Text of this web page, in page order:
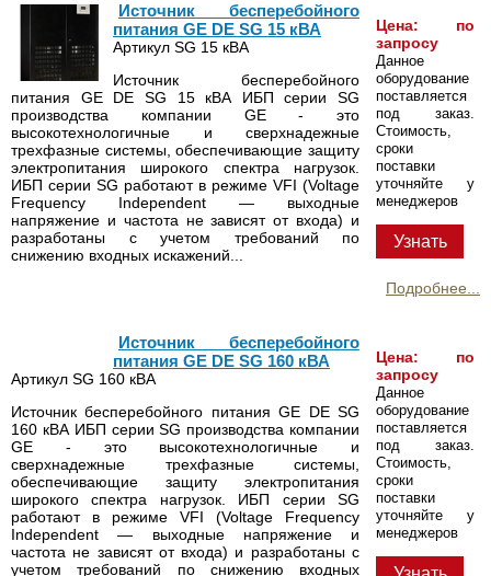
Цена: по
запросу
Данное
оборудование
поставляется
под заказ.
Стоимость,
сроки
поставки
уточняйте у
менеджеров
Узнать
Источник бесперебойного
питания GE DE SG 15 кВА
Артикул SG 15 кВА
Источник бесперебойного
питания GE DE SG 15 кВА ИБП серии SG
производства компании GE - это
высокотехнологичные и сверхнадежные
трехфазные системы, обеспечивающие защиту
электропитания широкого спектра нагрузок.
ИБП серии SG работают в режиме VFI (Voltage
Frequency Independent — выходные
напряжение и частота не зависят от входа) и
разработаны с учетом требований по
снижению входных искажений...
Подробнее...
Цена: по
запросу
Данное
оборудование
поставляется
под заказ.
Стоимость,
сроки
поставки
уточняйте у
менеджеров
Источник бесперебойного
питания GE DE SG 160 кВА
Артикул SG 160 кВА
Источник бесперебойного питания GE DE SG
160 кВА ИБП серии SG производства компании
GE - это высокотехнологичные и
сверхнадежные трехфазные системы,
обеспечивающие защиту электропитания
широкого спектра нагрузок. ИБП серии SG
работают в режиме VFI (Voltage Frequency
Independent — выходные напряжение и
частота не зависят от входа) и разработаны с
учетом требований по снижению входных